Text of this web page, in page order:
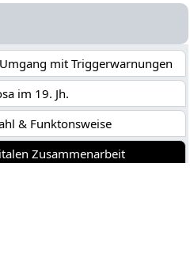
mit Triggerwarnungen
im 19. Jh.
& Funktonsweise
Zusammenarbeit